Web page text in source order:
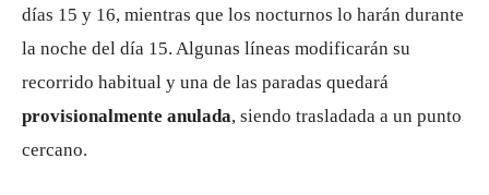
días 15 y 16, mientras que los nocturnos lo harán durante
la noche del día 15. Algunas líneas modificarán su
recorrido habitual y una de las paradas quedará
provisionalmente anulada, siendo trasladada a un punto
cercano.